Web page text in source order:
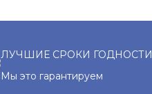
ЛУЧШИЕ СРОКИ ГОДНОСТИ
Мы это гарантируем